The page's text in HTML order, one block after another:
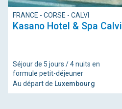
FRANCE - CORSE - CALVI
Kasano Hotel & Spa Calvi
Séjour de 5 jours / 4 nuits en
formule petit-déjeuner
Au départ de Luxembourg